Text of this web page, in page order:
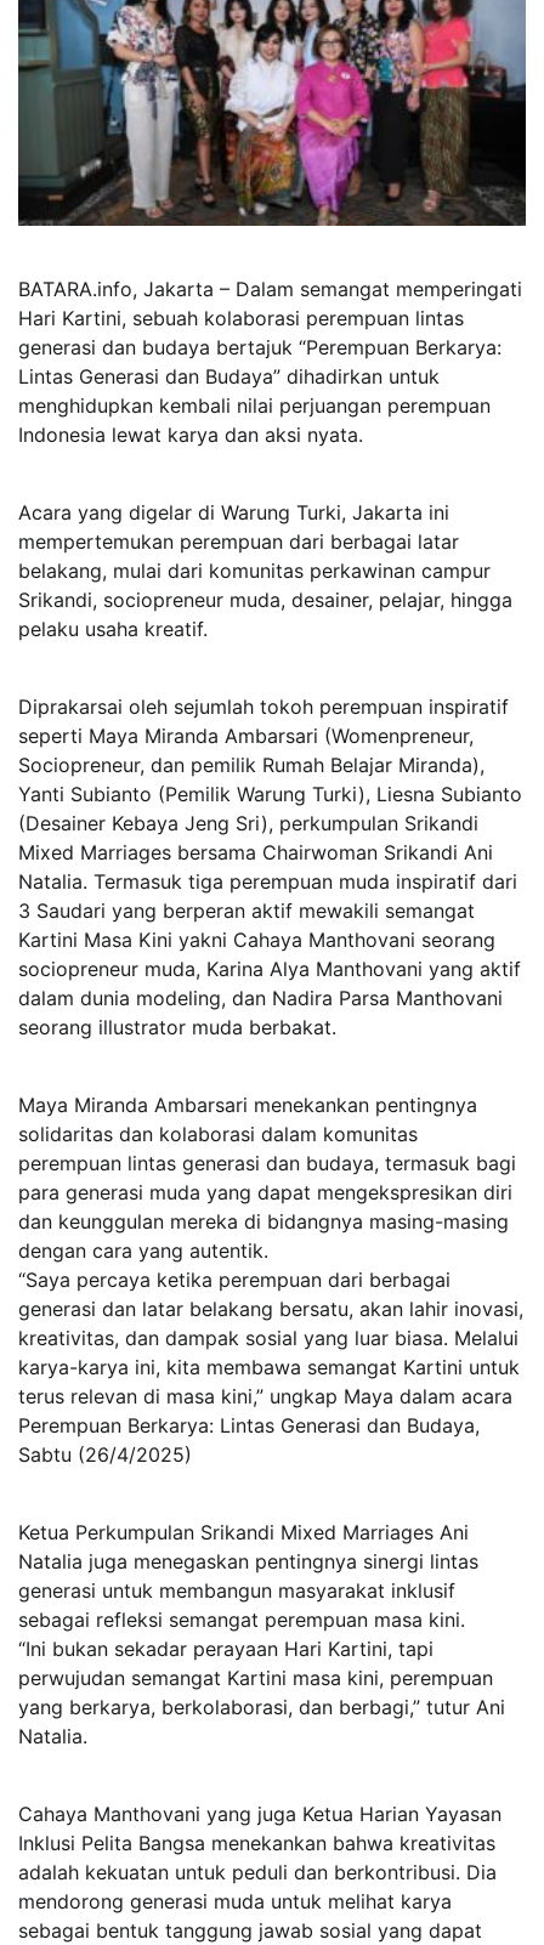
BATARA.info, Jakarta – Dalam semangat memperingati
Hari Kartini, sebuah kolaborasi perempuan lintas
generasi dan budaya bertajuk “Perempuan Berkarya:
Lintas Generasi dan Budaya” dihadirkan untuk
menghidupkan kembali nilai perjuangan perempuan
Indonesia lewat karya dan aksi nyata.
Acara yang digelar di Warung Turki, Jakarta ini
mempertemukan perempuan dari berbagai latar
belakang, mulai dari komunitas perkawinan campur
Srikandi, sociopreneur muda, desainer, pelajar, hingga
pelaku usaha kreatif.
Diprakarsai oleh sejumlah tokoh perempuan inspiratif
seperti Maya Miranda Ambarsari (Womenpreneur,
Sociopreneur, dan pemilik Rumah Belajar Miranda),
Yanti Subianto (Pemilik Warung Turki), Liesna Subianto
(Desainer Kebaya Jeng Sri), perkumpulan Srikandi
Mixed Marriages bersama Chairwoman Srikandi Ani
Natalia. Termasuk tiga perempuan muda inspiratif dari
3 Saudari yang berperan aktif mewakili semangat
Kartini Masa Kini yakni Cahaya Manthovani seorang
sociopreneur muda, Karina Alya Manthovani yang aktif
dalam dunia modeling, dan Nadira Parsa Manthovani
seorang illustrator muda berbakat.
Maya Miranda Ambarsari menekankan pentingnya
solidaritas dan kolaborasi dalam komunitas
perempuan lintas generasi dan budaya, termasuk bagi
para generasi muda yang dapat mengekspresikan diri
dan keunggulan mereka di bidangnya masing-masing
dengan cara yang autentik.
“Saya percaya ketika perempuan dari berbagai
generasi dan latar belakang bersatu, akan lahir inovasi,
kreativitas, dan dampak sosial yang luar biasa. Melalui
karya-karya ini, kita membawa semangat Kartini untuk
terus relevan di masa kini,” ungkap Maya dalam acara
Perempuan Berkarya: Lintas Generasi dan Budaya,
Sabtu (26/4/2025)
Ketua Perkumpulan Srikandi Mixed Marriages Ani
Natalia juga menegaskan pentingnya sinergi lintas
generasi untuk membangun masyarakat inklusif
sebagai refleksi semangat perempuan masa kini.
“Ini bukan sekadar perayaan Hari Kartini, tapi
perwujudan semangat Kartini masa kini, perempuan
yang berkarya, berkolaborasi, dan berbagi,” tutur Ani
Natalia.
Cahaya Manthovani yang juga Ketua Harian Yayasan
Inklusi Pelita Bangsa menekankan bahwa kreativitas
adalah kekuatan untuk peduli dan berkontribusi. Dia
mendorong generasi muda untuk melihat karya
sebagai bentuk tanggung jawab sosial yang dapat